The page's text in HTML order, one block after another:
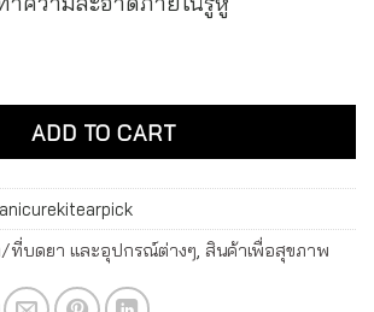
หู ยี่ห้อ Three Seven Manicure Kit Ear
ADD TO CART
ที่บดยา และอุปกรณ์ต่างๆ สินค้าเพื่อสุขภาพ